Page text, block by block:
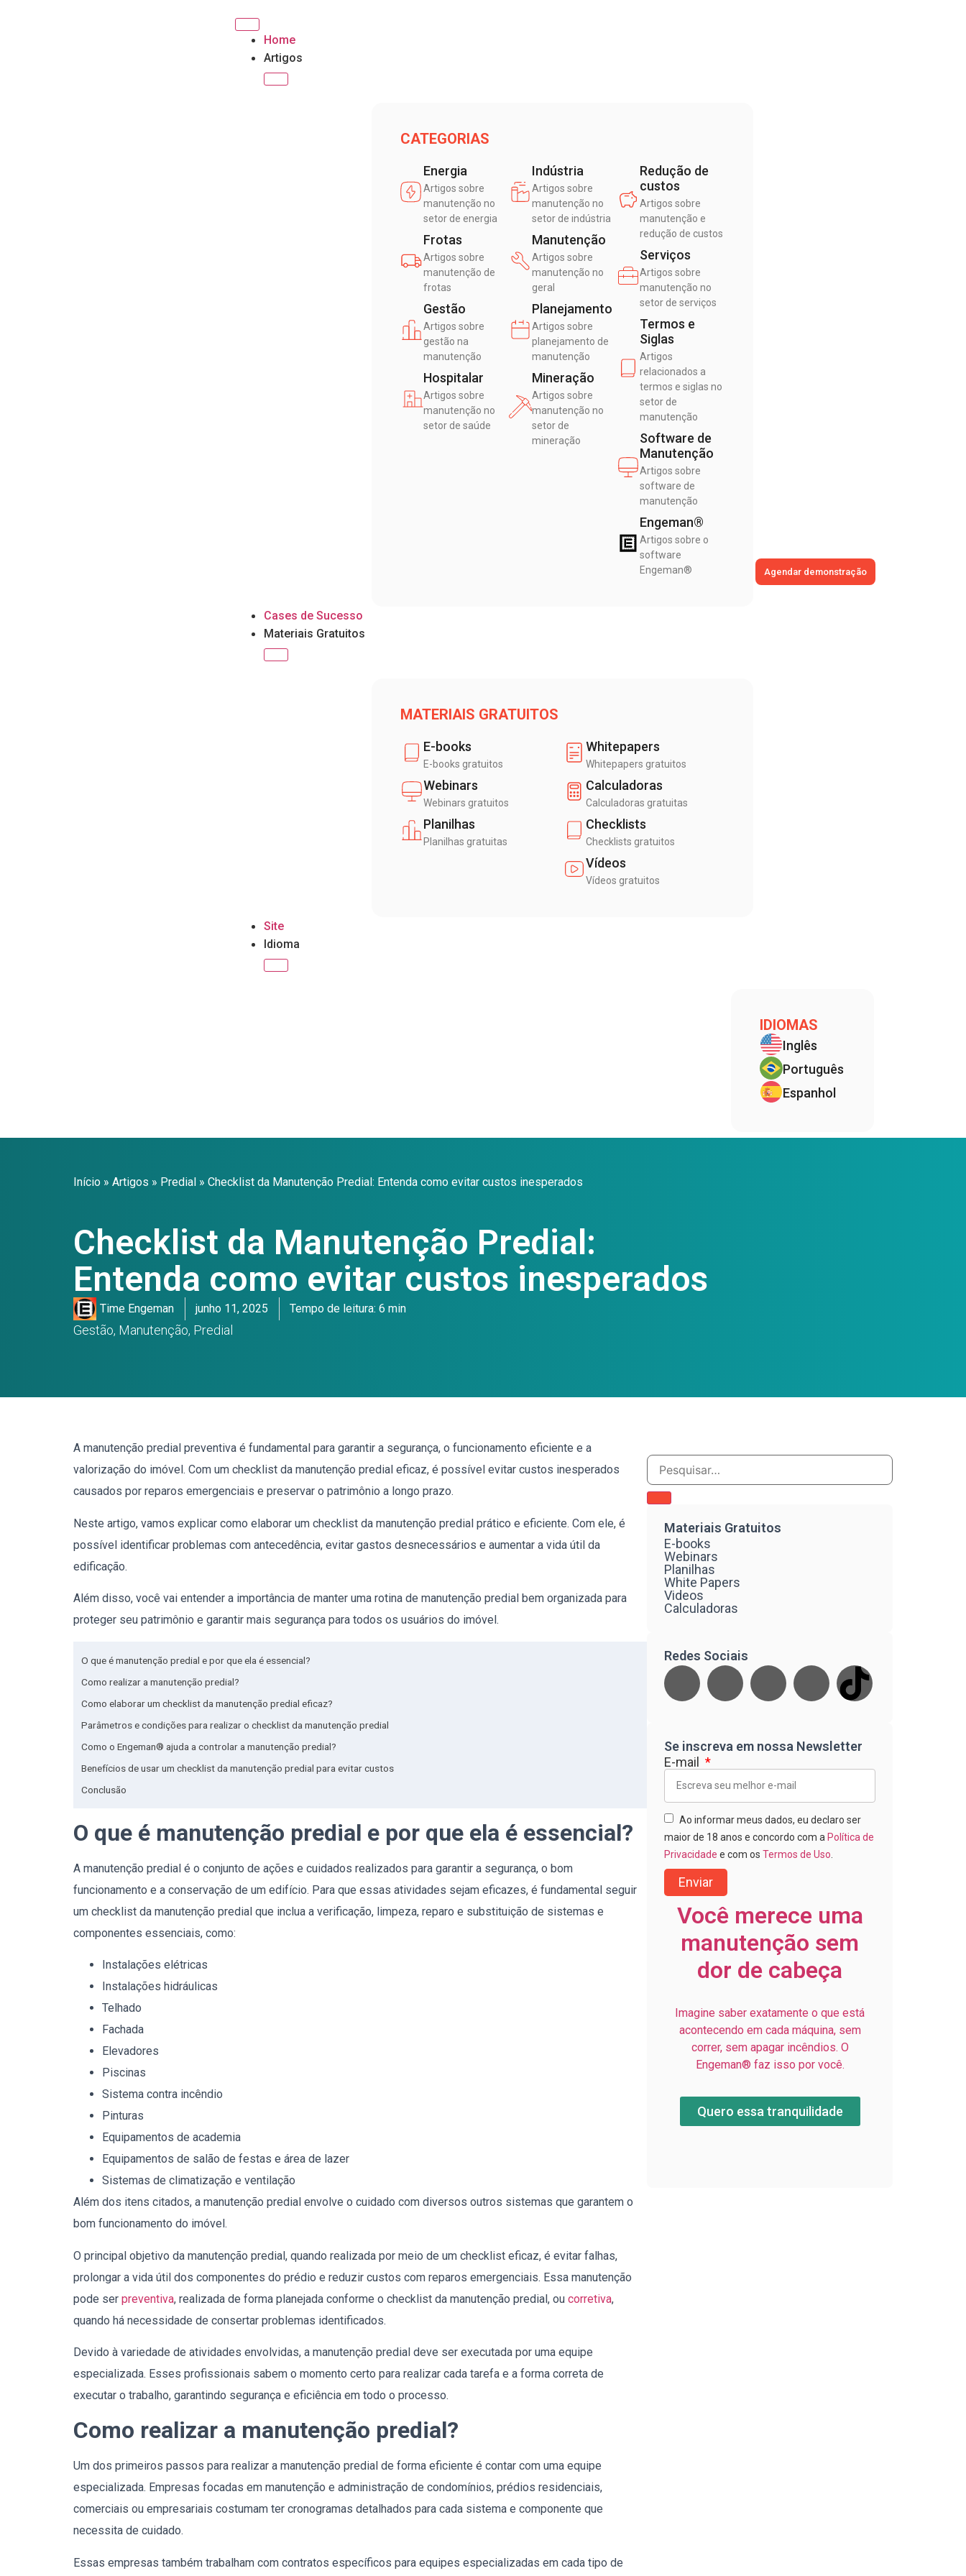
Home
Artigos
CATEGORIAS
Energia
Artigos sobre
manutenção no
setor de energia
Frotas
Artigos sobre
manutenção de
frotas
Gestão
Artigos sobre
gestão na
manutenção
Hospitalar
Artigos sobre
manutenção no
setor de saúde
Indústria
Artigos sobre
manutenção no
setor de indústria
Manutenção
Artigos sobre
manutenção no
geral
Planejamento
Artigos sobre
planejamento de
manutenção
Mineração
Artigos sobre
manutenção no
setor de
mineração
Redução de
custos
Artigos sobre
manutenção e
redução de custos
Serviços
Artigos sobre
manutenção no
setor de serviços
Termos e
Siglas
Artigos
relacionados a
termos e siglas no
setor de
manutenção
Software de
Manutenção
Artigos sobre
software de
manutenção
Engeman®
Artigos sobre o
software
Engeman®
Cases de Sucesso
Materiais Gratuitos
MATERIAIS GRATUITOS
E-books
E-books gratuitos
Webinars
Webinars gratuitos
Planilhas
Planilhas gratuitas
Whitepapers
Whitepapers gratuitos
Calculadoras
Calculadoras gratuitas
Checklists
Checklists gratuitos
Vídeos
Vídeos gratuitos
Site
Idioma
IDIOMAS
Inglês
Português
Espanhol
Agendar demonstração
Início » Artigos » Predial » Checklist da Manutenção Predial: Entenda como evitar custos inesperados
Checklist da Manutenção Predial:
Entenda como evitar custos inesperados
Time Engeman junho 11, 2025 Tempo de leitura: 6 min
Gestão, Manutenção, Predial
A manutenção predial preventiva é fundamental para garantir a segurança, o funcionamento eficiente e a
valorização do imóvel. Com um checklist da manutenção predial eficaz, é possível evitar custos inesperados
causados por reparos emergenciais e preservar o patrimônio a longo prazo.
Neste artigo, vamos explicar como elaborar um checklist da manutenção predial prático e eficiente. Com ele, é
possível identificar problemas com antecedência, evitar gastos desnecessários e aumentar a vida útil da
edificação.
Além disso, você vai entender a importância de manter uma rotina de manutenção predial bem organizada para
proteger seu patrimônio e garantir mais segurança para todos os usuários do imóvel.
O que é manutenção predial e por que ela é essencial?
Como realizar a manutenção predial?
Como elaborar um checklist da manutenção predial eficaz?
Parâmetros e condições para realizar o checklist da manutenção predial
Como o Engeman® ajuda a controlar a manutenção predial?
Benefícios de usar um checklist da manutenção predial para evitar custos
Conclusão
O que é manutenção predial e por que ela é essencial?
A manutenção predial é o conjunto de ações e cuidados realizados para garantir a segurança, o bom
funcionamento e a conservação de um edifício. Para que essas atividades sejam eficazes, é fundamental seguir
um checklist da manutenção predial que inclua a verificação, limpeza, reparo e substituição de sistemas e
componentes essenciais, como:
Instalações elétricas
Instalações hidráulicas
Telhado
Fachada
Elevadores
Piscinas
Sistema contra incêndio
Pinturas
Equipamentos de academia
Equipamentos de salão de festas e área de lazer
Sistemas de climatização e ventilação
Além dos itens citados, a manutenção predial envolve o cuidado com diversos outros sistemas que garantem o
bom funcionamento do imóvel.
O principal objetivo da manutenção predial, quando realizada por meio de um checklist eficaz, é evitar falhas,
prolongar a vida útil dos componentes do prédio e reduzir custos com reparos emergenciais. Essa manutenção
pode ser preventiva, realizada de forma planejada conforme o checklist da manutenção predial, ou corretiva,
quando há necessidade de consertar problemas identificados.
Devido à variedade de atividades envolvidas, a manutenção predial deve ser executada por uma equipe
especializada. Esses profissionais sabem o momento certo para realizar cada tarefa e a forma correta de
executar o trabalho, garantindo segurança e eficiência em todo o processo.
Como realizar a manutenção predial?
Um dos primeiros passos para realizar a manutenção predial de forma eficiente é contar com uma equipe
especializada. Empresas focadas em manutenção e administração de condomínios, prédios residenciais,
comerciais ou empresariais costumam ter cronogramas detalhados para cada sistema e componente que
necessita de cuidado.
Essas empresas também trabalham com contratos específicos para equipes especializadas em cada tipo de
Materiais Gratuitos
E-books
Webinars
Planilhas
White Papers
Videos
Calculadoras
Redes Sociais
Se inscreva em nossa Newsletter
E-mail
Ao informar meus dados, eu declaro ser
maior de 18 anos e concordo com a Política de
Privacidade e com os Termos de Uso
Enviar
Você merece uma
manutenção sem
dor de cabeça
Imagine saber exatamente o que está
acontecendo em cada máquina, sem
correr, sem apagar incêndios. O
Engeman® faz isso por você.
Quero essa tranquilidade